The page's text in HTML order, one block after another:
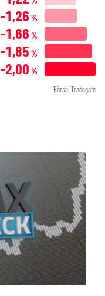
-1,26 %
-1,66 %
-1,85 %
-2,00 %
Börse: Tradegate